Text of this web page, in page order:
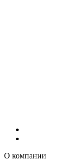
О компании